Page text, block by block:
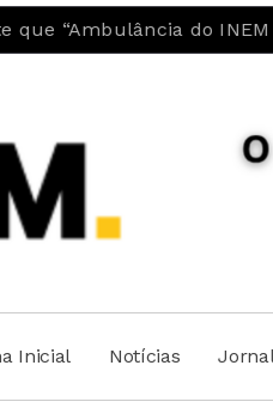
do INEM fica no
Inicial Notícias